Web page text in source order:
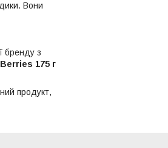
Вони
бренду з
175 г
продукт,